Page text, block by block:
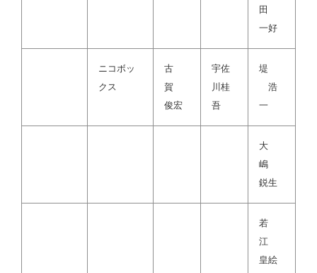
田
一好
ニコボッ
クス
古
賀
俊宏
宇佐
川桂
吾
堤
浩
一
大
嶋
鋭生
若
江
皇絵